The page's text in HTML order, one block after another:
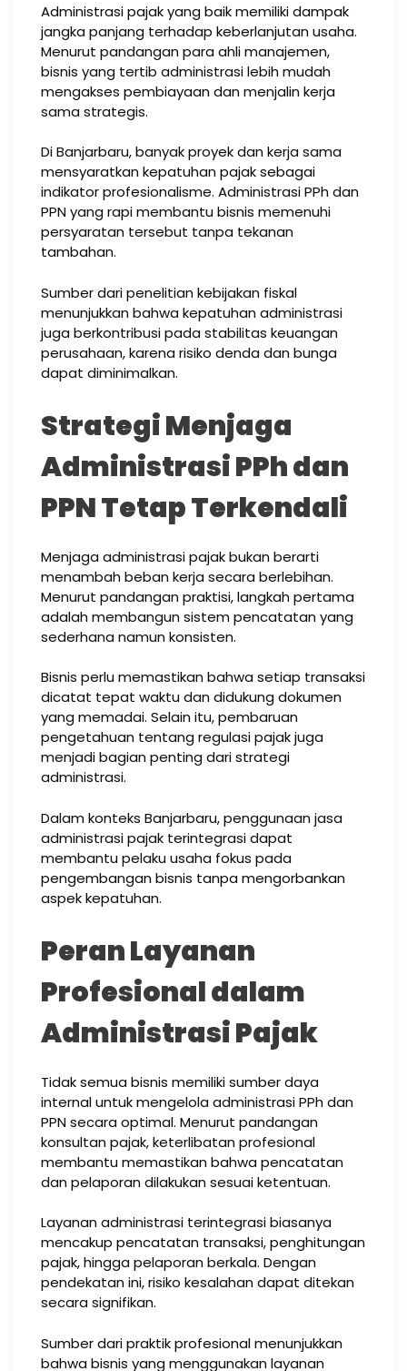
Administrasi pajak yang baik memiliki dampak
jangka panjang terhadap keberlanjutan usaha.
Menurut pandangan para ahli manajemen,
bisnis yang tertib administrasi lebih mudah
mengakses pembiayaan dan menjalin kerja
sama strategis.
Di Banjarbaru, banyak proyek dan kerja sama
mensyaratkan kepatuhan pajak sebagai
indikator profesionalisme. Administrasi PPh dan
PPN yang rapi membantu bisnis memenuhi
persyaratan tersebut tanpa tekanan
tambahan.
Sumber dari penelitian kebijakan fiskal
menunjukkan bahwa kepatuhan administrasi
juga berkontribusi pada stabilitas keuangan
perusahaan, karena risiko denda dan bunga
dapat diminimalkan.
Strategi Menjaga
Administrasi PPh dan
PPN Tetap Terkendali
Menjaga administrasi pajak bukan berarti
menambah beban kerja secara berlebihan.
Menurut pandangan praktisi, langkah pertama
adalah membangun sistem pencatatan yang
sederhana namun konsisten.
Bisnis perlu memastikan bahwa setiap transaksi
dicatat tepat waktu dan didukung dokumen
yang memadai. Selain itu, pembaruan
pengetahuan tentang regulasi pajak juga
menjadi bagian penting dari strategi
administrasi.
Dalam konteks Banjarbaru, penggunaan jasa
administrasi pajak terintegrasi dapat
membantu pelaku usaha fokus pada
pengembangan bisnis tanpa mengorbankan
aspek kepatuhan.
Peran Layanan
Profesional dalam
Administrasi Pajak
Tidak semua bisnis memiliki sumber daya
internal untuk mengelola administrasi PPh dan
PPN secara optimal. Menurut pandangan
konsultan pajak, keterlibatan profesional
membantu memastikan bahwa pencatatan
dan pelaporan dilakukan sesuai ketentuan.
Layanan administrasi terintegrasi biasanya
mencakup pencatatan transaksi, penghitungan
pajak, hingga pelaporan berkala. Dengan
pendekatan ini, risiko kesalahan dapat ditekan
secara signifikan.
Sumber dari praktik profesional menunjukkan
bahwa bisnis yang menggunakan layanan